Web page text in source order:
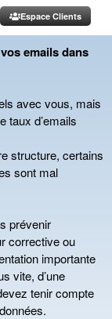
Espace Clients
emails dans
avec vous, mais
taux d’emails
structure, certains
sont mal
prévenir
corrective ou
importante
vite, d’une
tenir compte